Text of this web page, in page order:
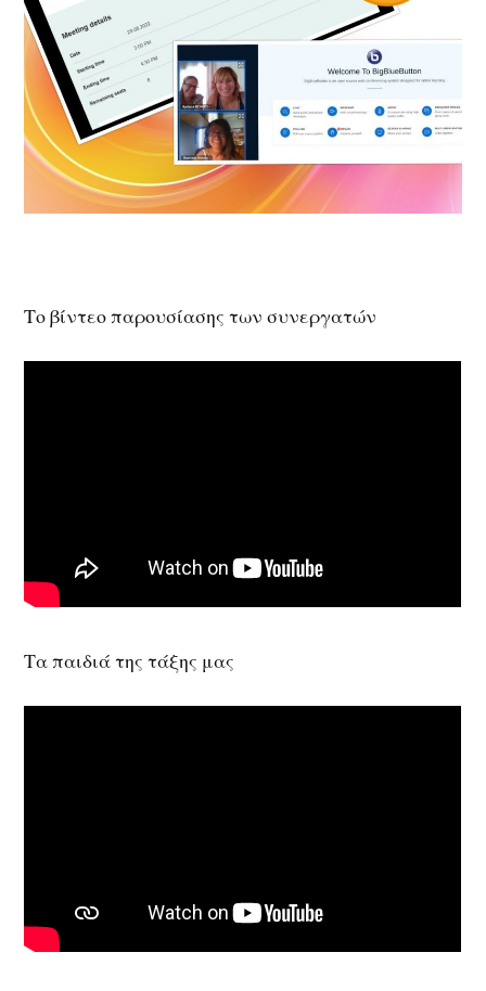
Το βίντεο παρουσίασης των συνεργατών
Τα παιδιά της τάξης μας